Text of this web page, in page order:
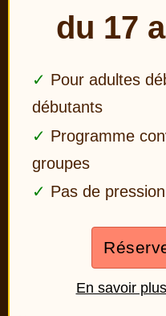
du 17
Pour adultes
débutants
Programme
groupes
Pas de
En savoir